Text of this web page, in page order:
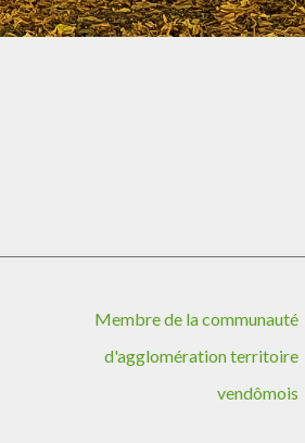
Membre de la communauté
d'agglomération territoire
vendômois